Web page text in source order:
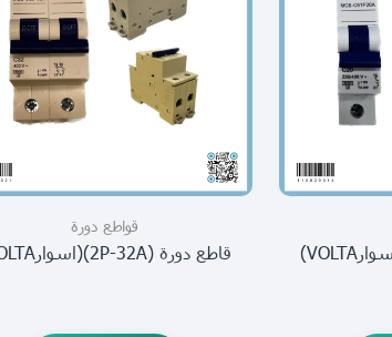
قواطع دورة
قاطع دورة (2P-32A)(اسوارVOLTA)